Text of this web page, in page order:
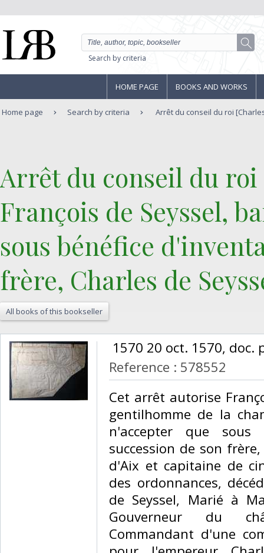
Search by criteria
HOME PAGE BOOKS AND WORKS
Home page Search by criteria Arrêt du conseil du roi
‎Arrêt du conseil du
François de Seyssel,
sous bénéfice
frère, Charles de
All books of this bookseller
1570 20 oct. 1570,
Reference : 578552
‎Cet arrêt autorise
gentilhomme de la
n'accepter que sous
succession de son
d'Aix et capitaine de
des ordonnances,
de Seyssel, Marié à
Gouverneur du
Commandant d'une